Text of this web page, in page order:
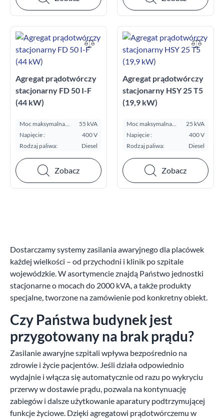
Agregat prądotwórczy
stacjonarny FD 50 I-F
(44 kW)
Moc maksymalna
E.S.P. kVA:
55 kVA
Napięcie :
400 V
Rodzaj paliwa:
Diesel
Zobacz
Agregat prądotwórczy
stacjonarny HSY 25 T5
(19,9 kW)
Moc maksymalna
E.S.P. kVA:
25 kVA
Napięcie :
400 V
Rodzaj paliwa:
Diesel
Zobacz
Dostarczamy systemy zasilania awaryjnego dla placówek
każdej wielkości – od przychodni i klinik po szpitale
wojewódzkie. W asortymencie znajdą Państwo jednostki
stacjonarne o mocach do 2000 kVA, a także produkty
specjalne, tworzone na zamówienie pod konkretny obiekt.
Czy Państwa budynek jest
przygotowany na brak prądu?
Zasilanie awaryjne szpitali wpływa bezpośrednio na
zdrowie i życie pacjentów. Jeśli działa odpowiednio
wydajnie i włącza się automatycznie od razu po wykryciu
przerwy w dostawie prądu, pozwala na kontynuację
zabiegów i dalsze użytkowanie aparatury podtrzymującej
funkcje życiowe. Dzięki agregatowi prądotwórczemu w